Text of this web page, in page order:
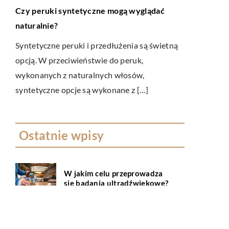
Czy peruki syntetyczne mogą wyglądać
naturalnie?
Syntetyczne peruki i przedłużenia są świetną
opcją. W przeciwieństwie do peruk,
wykonanych z naturalnych włosów,
syntetyczne opcje są wykonane z […]
Ostatnie wpisy
W jakim celu przeprowadza
się badania ultradźwiękowe?